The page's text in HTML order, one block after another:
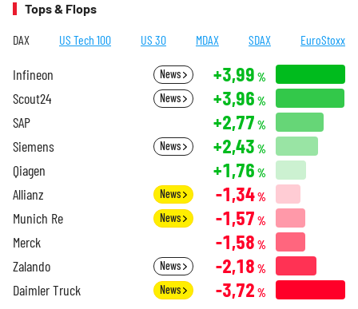
Tops & Flops
DAX US Tech 100 US 30 MDAX SDAX EuroStoxx
Infineon News +3,99 %
Scout24 News +3,96 %
SAP +2,77 %
Siemens News +2,43 %
Qiagen +1,76 %
Allianz News -1,34%
Munich Re News -1,57 %
Merck -1,58 %
Zalando News -2,18 %
Daimler Truck News -3,72 %